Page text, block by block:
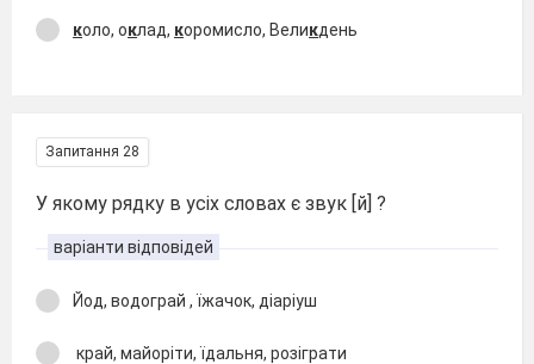
коло, оклад, коромисло, Великдень
Запитання 28
У якому рядку в усіх словах є звук [й] ?
варіанти відповідей
Йод, водограй , їжачок, діаріуш
край, майоріти, їдальня, розіграти